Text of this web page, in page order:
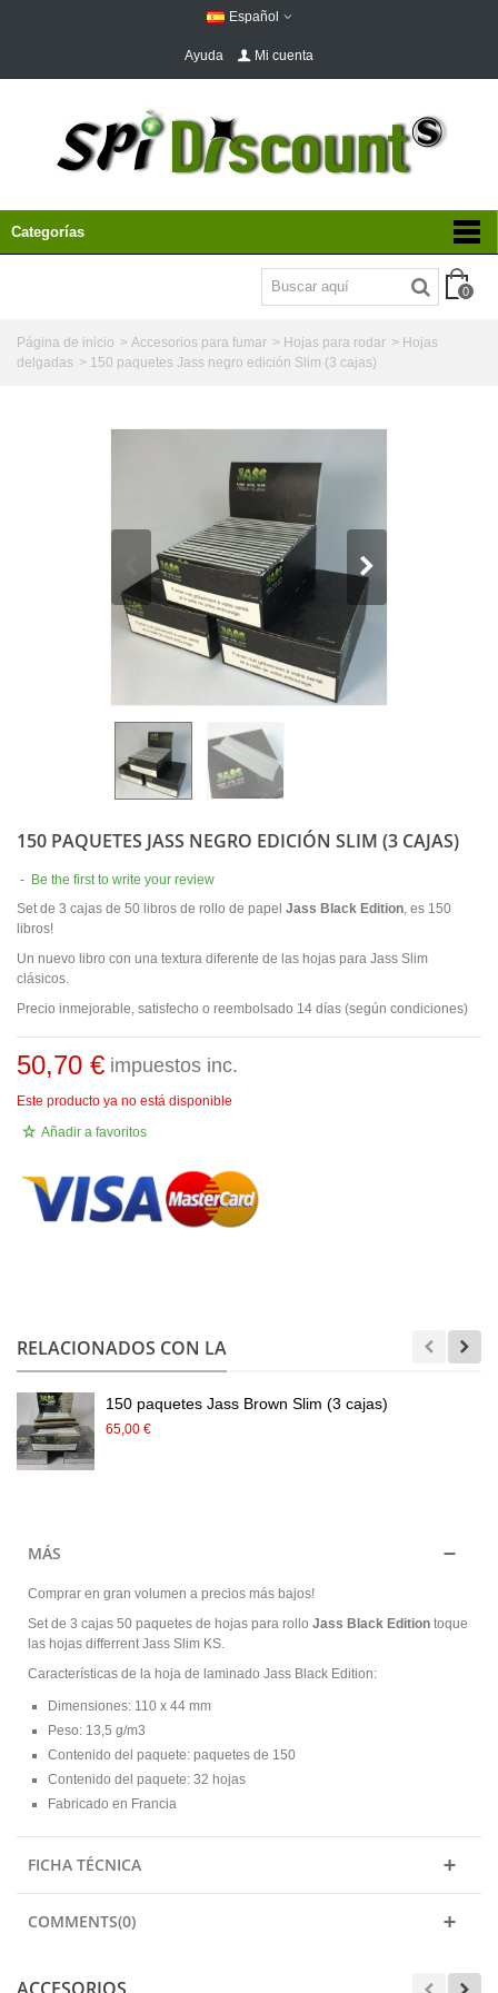
Español
Ayuda Mi cuenta
Categorías
0
Página de inicio > Accesorios para fumar > Hojas para rodar > Hojas
delgadas > 150 paquetes Jass negro edición Slim (3 cajas)
150 PAQUETES JASS NEGRO EDICIÓN SLIM (3 CAJAS)
- Be the first to write your review
Set de 3 cajas de 50 libros de rollo de papel Jass Black Edition, es 150
libros!
Un nuevo libro con una textura diferente de las hojas para Jass Slim
clásicos.
Precio inmejorable, satisfecho o reembolsado 14 días (según condiciones)
50,70 € impuestos inc.
Este producto ya no está disponible
Añadir a favoritos
RELACIONADOS CON LA
150 paquetes Jass Brown Slim (3 cajas)
65,00 €
MÁS
Comprar en gran volumen a precios más bajos!
Set de 3 cajas 50 paquetes de hojas para rollo Jass Black Edition toque
las hojas differrent Jass Slim KS.
Características de la hoja de laminado Jass Black Edition:
Dimensiones: 110 x 44 mm
Peso: 13,5 g/m3
Contenido del paquete: paquetes de 150
Contenido del paquete: 32 hojas
Fabricado en Francia
FICHA TÉCNICA
COMMENTS(0)